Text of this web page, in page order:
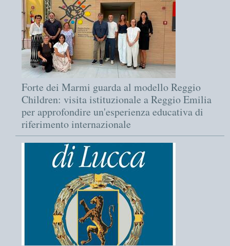
Forte dei Marmi guarda al modello Reggio
Children: visita istituzionale a Reggio Emilia
per approfondire un'esperienza educativa di
riferimento internazionale